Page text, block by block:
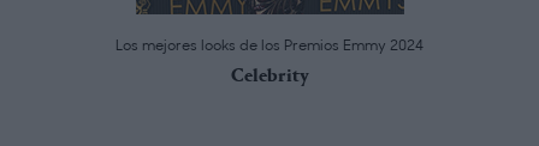
Los mejores looks de los Premios Emmy 2024
Celebrity